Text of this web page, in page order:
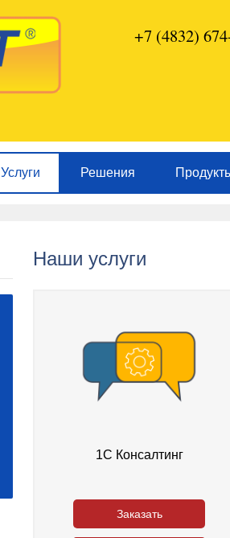
+7 (4832)
Услуги Решения
Наши услуги
1C Консалтинг
Заказать